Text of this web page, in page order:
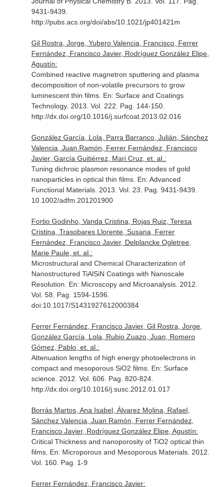
9431-9439.
http://pubs.acs.org/doi/abs/10.1021/jp401421m
Gil Rostra, Jorge, Yubero Valencia, Francisco, Ferrer
Fernández, Francisco Javier, Rodríguez González Elipe,
Agustín:
Combined reactive magnetron sputtering and plasma
decomposition of non-volatile precursors to grow
luminescent thin films. En: Surface and Coatings
Technology. 2013. Vol. 222. Pag. 144-150.
http://dx.doi.org/10.1016/j.surfcoat.2013.02.016
González García, Lola, Parra Barranco, Julián, Sánchez
Valencia, Juan Ramón, Ferrer Fernández, Francisco
Javier, García Guitiérrez, Mari Cruz, et. al.:
Tuning dichroic plasmon resonance modes of gold
nanoparticles in optical thin films. En: Advanced
Functional Materials. 2013. Vol. 23. Pag. 9431-9439.
10.1002/adfm.201201900
Fortio Godinho, Vanda Cristina, Rojas Ruiz, Teresa
Cristina, Trasobares Llorente, Susana, Ferrer
Fernández, Francisco Javier, Delplancke Ogletree,
Marie Paule, et. al.:
Microstructural and Chemical Characterization of
Nanostructured TiAlSiN Coatings with Nanoscale
Resolution. En: Microscopy and Microanalysis. 2012.
Vol. 58. Pag. 1594-1596.
doi:10.1017/S1431927612000384
Ferrer Fernández, Francisco Javier, Gil Rostra, Jorge,
González García, Lola, Rubio Zuazo, Juan, Romero
Gómez, Pablo, et. al.:
Attenuation lengths of high energy photoelectrons in
compact and mesoporous SiO2 films. En: Surface
science. 2012. Vol. 606. Pag. 820-824.
http://dx.doi.org/10.1016/j.susc.2012.01.017
Borrás Martos, Ana Isabel, Álvarez Molina, Rafael,
Sánchez Valencia, Juan Ramón, Ferrer Fernández,
Francisco Javier, Rodríguez González Elipe, Agustín:
Critical Thickness and nanoporosity of TiO2 optical thin
films. En: Microporous and Mesoporous Materials. 2012.
Vol. 160. Pag. 1-9
Ferrer Fernández, Francisco Javier: